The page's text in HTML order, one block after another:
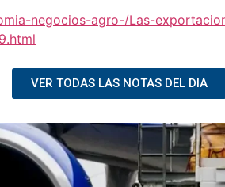
negocios-agro-/Las-
VER TODAS LAS NOTAS DEL DIA